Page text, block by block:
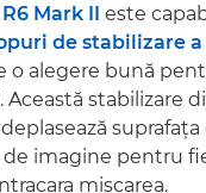
Mark II este
de stabilizare
o alegere bună
stabilizare
imagine pentru
mişcarea.